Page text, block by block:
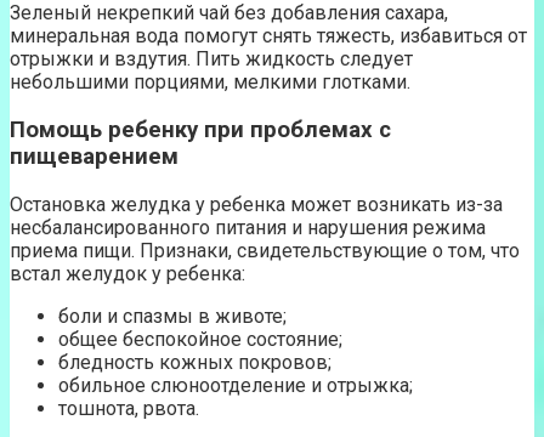
Зеленый некрепкий чай без добавления сахара,
минеральная вода помогут снять тяжесть, избавиться от
отрыжки и вздутия. Пить жидкость следует
небольшими порциями, мелкими глотками.
Помощь ребенку при проблемах с
пищеварением
Остановка желудка у ребенка может возникать из-за
несбалансированного питания и нарушения режима
приема пищи. Признаки, свидетельствующие о том, что
встал желудок у ребенка:
боли и спазмы в животе;
общее беспокойное состояние;
бледность кожных покровов;
обильное слюноотделение и отрыжка;
тошнота, рвота.